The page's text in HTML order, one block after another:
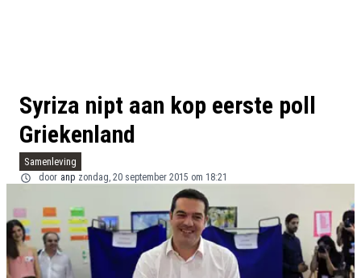
Syriza nipt aan kop eerste poll
Griekenland
Samenleving
door anp zondag, 20 september 2015 om 18:21